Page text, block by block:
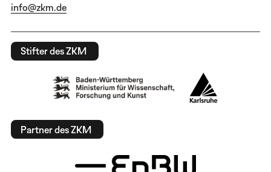
info@zkm.de
Stifter des ZKM
Partner des ZKM